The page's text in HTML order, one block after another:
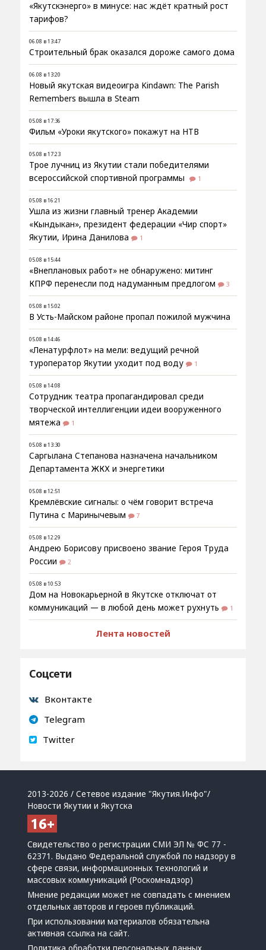
«Якутскэнерго» в минусе: нас ждёт кратный рост
тарифов?
06.08 в 13:47
Строительный брак оказался дороже самого дома
06.08 в 13:20
Новый якутская видеоигра Kindawn: The Parish
Remembers вышла в Steam
05.08 в 17:36
Фильм «Уроки якутского» покажут на НТВ
05.08 в 17:23
Трое лучниц из Якутии стали победителями
всероссийской спортивной программы
1
05.08 в 16:21
Ушла из жизни главный тренер Академии
«Кындыкан», президент федерации «Чир спорт»
Якутии, Ирина Данилова
1
05.08 в 15:44
«Внеплановых работ» не обнаружено: митинг
КПРФ перенесли под надуманным предлогом
3
05.08 в 15:02
В Усть-Майском районе пропал пожилой мужчина
05.08 в 14:46
«Ленатурфлот» на мели: ведущий речной
туроператор Якутии уходит под воду
1
05.08 в 14:08
Сотрудник театра пропагандировал среди
творческой интеллигенции идеи вооруженного
мятежа
1
05.08 в 13:30
Саргылана Степанова назначена начальником
Департамента ЖКХ и энергетики
05.08 в 12:51
Кремлёвские сигналы: о чём говорит встреча
Путина с Маринычевым
7
05.08 в 12:29
Андрею Борисову присвоено звание Героя Труда
России
2
05.08 в 10:53
Дом на Новокарьерной в Якутске отключат от
коммуникаций — в любой день может рухнуть
1
Лента новостей
Соцсети
Вконтакте
Telegram
Twitter
2013-2026 / Сетевое издание "Якутия.Инфо"/
Новости Якутии и Якутска
Свидетельство о регистрации СМИ ЭЛ № ФС 77 -
62371. Выдано Федеральной службой по надзору в
сфере связи, информационных технологий и
массовых коммуникаций (Роскомнадзор)
Мнение редакции может не совпадать с мнением
отдельных авторов и героев публикаций.
При использовании материалов обязательна
активная ссылка на сайт.